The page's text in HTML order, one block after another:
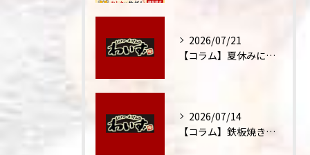
2026/07/21
【コラム】夏休みに家族外食が増える理由
2026/07/14
【コラム】鉄板焼きが"コミュニケーション飯"と呼ばれる理由